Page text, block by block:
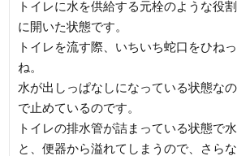
トイレに水を供給する元栓のような役
に開いた状態です。
トイレを流す際、いちいち蛇口をひね
ね。
水が出しっぱなしになっている状態な
で止めているのです。
トイレの排水管が詰まっている状態で
と、便器から溢れてしまうので、さら